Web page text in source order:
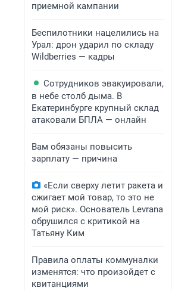
приемной кампании
Беспилотники нацелились на
Урал: дрон ударил по складу
Wildberries — кадры
Сотрудников эвакуировали,
в небе столб дыма. В
Екатеринбурге крупный склад
атаковали БПЛА — онлайн
Вам обязаны повысить
зарплату — причина
«Если сверху летит ракета и
сжигает мой товар, то это не
мой риск». Основатель Levrana
обрушился с критикой на
Татьяну Ким
Правила оплаты коммуналки
изменятся: что произойдет с
квитанциями